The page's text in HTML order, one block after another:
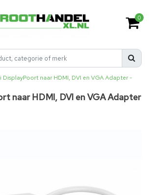
0
DisplayPoort naar HDMI, DVI en VGA Adapter -
naar HDMI, DVI en VGA Adapter